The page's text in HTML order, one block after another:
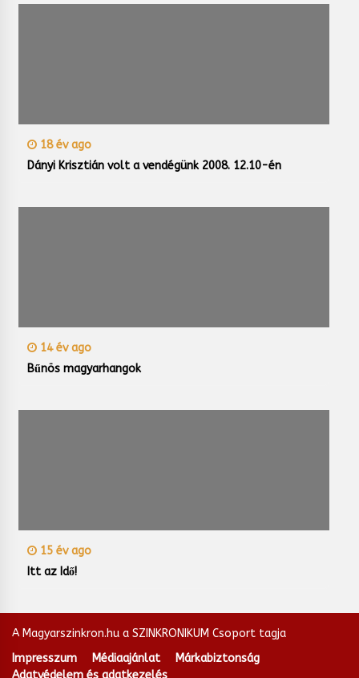
18 év ago
Dányi Krisztián volt a vendégünk 2008. 12.10-én
14 év ago
Bűnös magyarhangok
15 év ago
Itt az Idő!
A Magyarszinkron.hu a SZINKRONIKUM Csoport tagja
Impresszum
Médiaajánlat
Márkabiztonság
Adatvédelem és adatkezelés